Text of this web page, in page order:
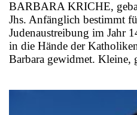
BARBARA KRICHE,
Jhs. Anfänglich bestimmt
Judenaustreibung im Jahr
in die Hände der
Barbara gewidmet. Kleine,